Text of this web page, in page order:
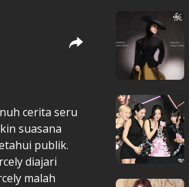
cerita seru
suasana
publik.
diajari
malah